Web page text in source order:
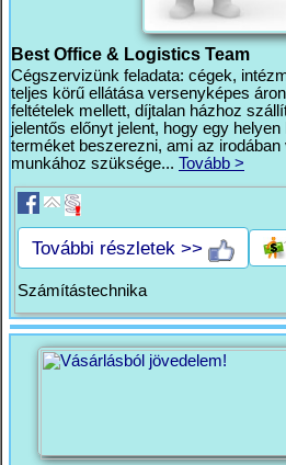
Best Office & Logistics Team
Cégszervizünk feladata: cégek,
teljes körű ellátása versenyképes
feltételek mellett, díjtalan házhoz
jelentős előnyt jelent, hogy egy
terméket beszerezni, ami az irodában
munkához szüksége... Tovább >
További részletek >>
Számítástechnika